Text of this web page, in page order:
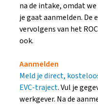
na de intake, omdat
je gaat aanmelden. De
vervolgens van het
ook.
Aanmelden
Meld je direct,
EVC-traject. Vul je
werkgever. Na de